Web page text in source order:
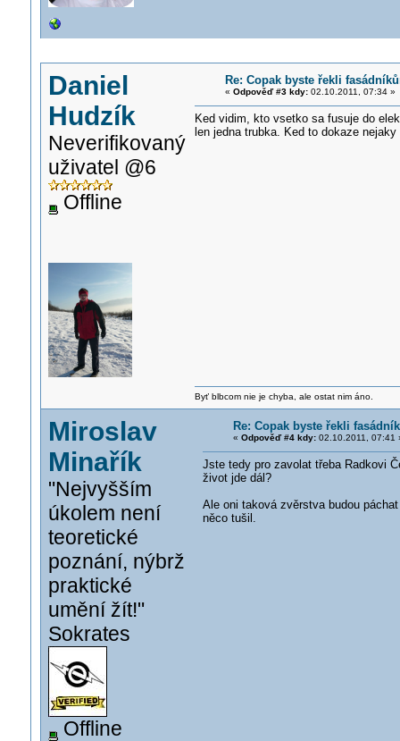
Daniel
Hudzík
Neverifikovaný
uživatel @6
Offline
Re: Copak byste řekli
« Odpověď #3 kdy:02.10.2011, 07:34 »
Ked vidim, kto vsetko sa fusuje do
len jedna trubka. Ked to dokaze
Byť blbcom nie je chyba, ale ostat nim áno.
Miroslav
Minařík
"Nejvyšším
úkolem není
teoretické
poznání, nýbrž
praktické
umění žít!"
Sokrates
Offline
Re: Copak byste řekli
« Odpověď #4 kdy:02.10.2011, 07:41
Jste tedy pro zavolat třeba Radkovi
život jde dál?
Ale oni taková zvěrstva budou
něco tušil.